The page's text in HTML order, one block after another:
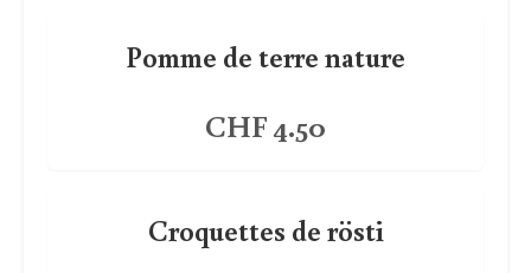
Pomme de terre nature
CHF 4.50
Croquettes de rösti